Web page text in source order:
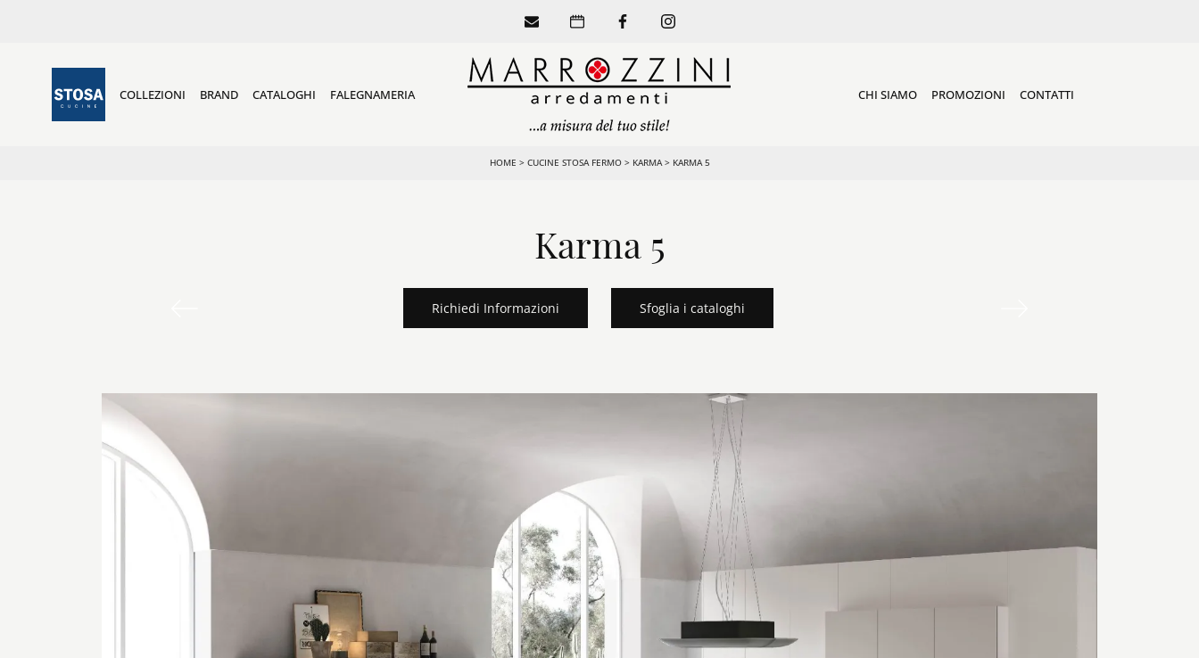
COLLEZIONI BRAND CATALOGHI FALEGNAMERIA CHI SIAMO PROMOZIONI CONTATTI
HOME > CUCINE STOSA FERMO> KARMA > KARMA 5
Karma 5
Richiedi Informazioni Sfoglia i cataloghi